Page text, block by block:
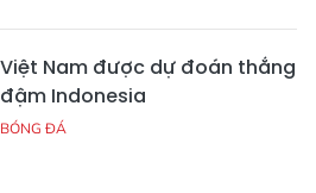
Việt Nam được dự đoán thắng
đậm Indonesia
BÓNG ĐÁ